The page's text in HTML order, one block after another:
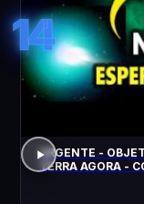
14
URGENTE -
TERRA AGORA -